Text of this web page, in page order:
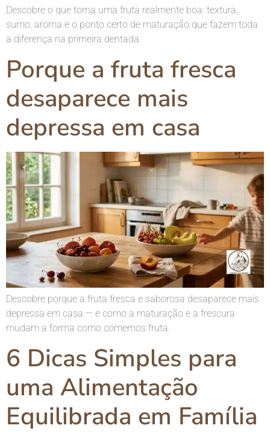
Descobre o que torna uma fruta realmente boa: textura,
sumo, aroma e o ponto certo de maturação que fazem toda
a diferença na primeira dentada.
Porque a fruta fresca
desaparece mais
depressa em casa
Descobre porque a fruta fresca e saborosa desaparece mais
depressa em casa — e como a maturação e a frescura
mudam a forma como comemos fruta.
6 Dicas Simples para
uma Alimentação
Equilibrada em Família